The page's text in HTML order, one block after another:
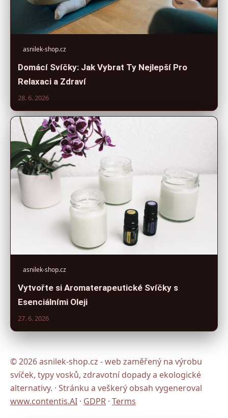
asnilek-shop.cz
Domácí Svíčky: Jak Vybrat Ty Nejlepší Pro
Relaxaci a Zdraví
28. 6. 2026
asnilek-shop.cz
Vytvořte si Aromaterapeutické Svíčky s
Esenciálními Oleji
27. 6. 2026
© 2026 asnilek-shop.cz - web zaměřený na výrobu
svíček, typy vosků, zdravotní dopady a ekologické
alternativy. · Stránku a veškerý obsah vygeneroval
www.contentis.AI · GDPR · Terms